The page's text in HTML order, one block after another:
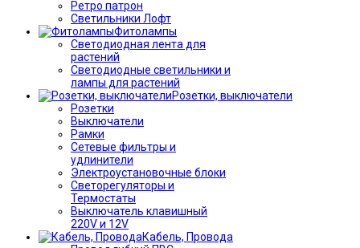
Ретро патрон
Светильники Лофт
Фитолампы
Светодиодная лента для
растений
Светодиодные светильники и
лампы для растений
Розетки, выключатели
Розетки
Выключатели
Рамки
Сетевые фильтры и
удлинители
Электроустановочные блоки
Светорегуляторы и
Термостаты
Выключатель клавишный
220V и 12V
Кабель, Провода